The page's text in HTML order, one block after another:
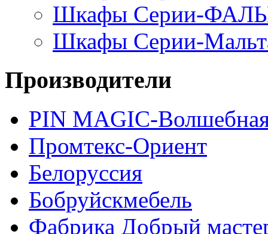
Шкафы Серии-
Шкафы Серии-
Производители
PIN MAGIС-
Промтекс-Ориент
Белоруссия
Бобруйскмебель
Фабрика Добрый